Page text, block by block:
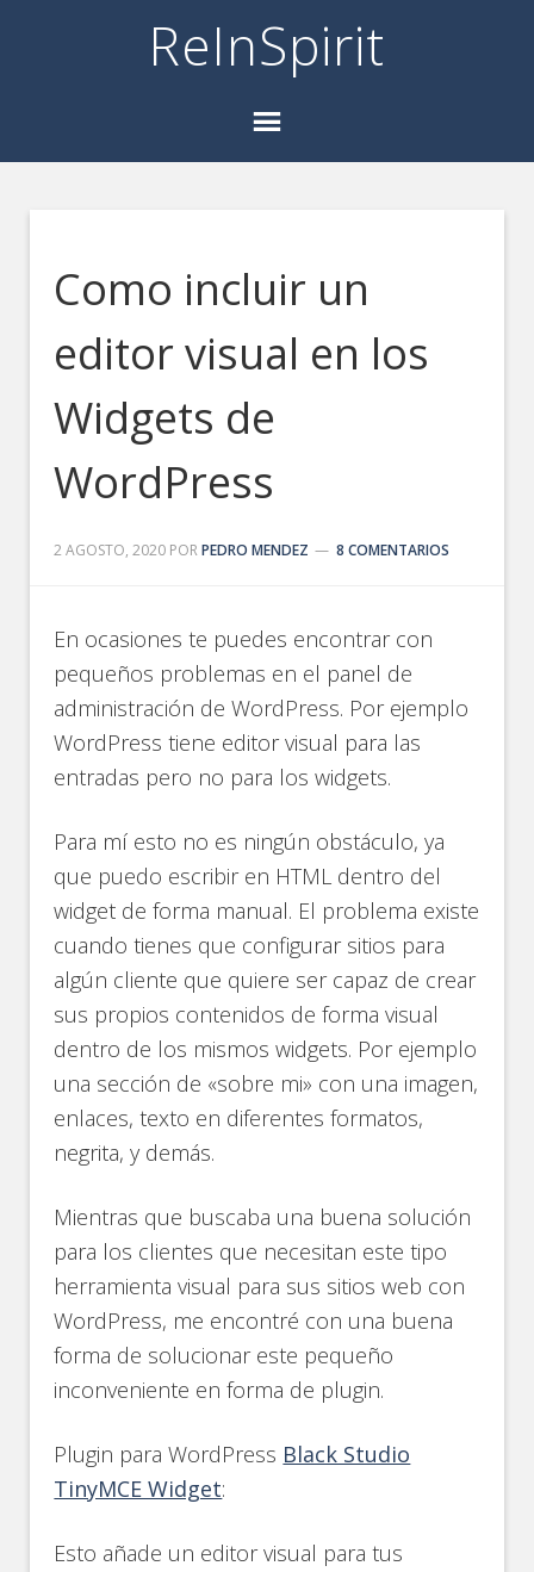
ReInSpirit
Como incluir un
editor visual en los
Widgets de
WordPress
2 AGOSTO, 2020 PORPEDRO MENDEZ 8 COMENTARIOS
En ocasiones te puedes encontrar con
pequeños problemas en el panel de
administración de WordPress. Por ejemplo
WordPress tiene editor visual para las
entradas pero no para los widgets.
Para mí esto no es ningún obstáculo, ya
que puedo escribir en HTML dentro del
widget de forma manual. El problema existe
cuando tienes que configurar sitios para
algún cliente que quiere ser capaz de crear
sus propios contenidos de forma visual
dentro de los mismos widgets. Por ejemplo
una sección de «sobre mi» con una imagen,
enlaces, texto en diferentes formatos,
negrita, y demás.
Mientras que buscaba una buena solución
para los clientes que necesitan este tipo
herramienta visual para sus sitios web con
WordPress, me encontré con una buena
forma de solucionar este pequeño
inconveniente en forma de plugin.
Plugin para WordPress Black Studio
TinyMCE Widget:
Esto añade un editor visual para tus